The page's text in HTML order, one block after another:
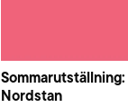
Nordstan